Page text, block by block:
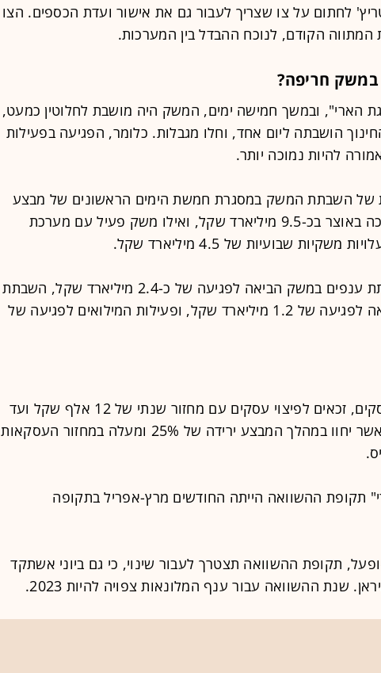
לחתום על צו שצריך לעבור גם את אישור ועדת הכספים. הצו
המתווה הקודם, לנוכח ההבדל בין המערכות.
חריפה?
הארי", ובמשך חמישה ימים, המשק היה מושבת לחלוטין כמעט,
הושבתה ליום אחד, וחלו מגבלות. כלומר, הפגיעה בפעילות
להיות נמוכה יותר.
של השבתת המשק במסגרת חמשת הימים הראשונים של מבצע
"שאגת הארי" הוערכה באוצר בכ-9.5 מיליארד שקל, ואילו משק פעיל עם מערכת
שבועיות של 4.5 מיליארד שקל.
במסגרת זאת, השבתת ענפים במשק הביאה לפגיעה של כ-2.4 מיליארד שקל, השבתת
מערכת החינוך הביאה לפגיעה של 1.2 מיליארד שקל, ופעילות המילואים לפגיעה של
במסגרת מתווה העסקים, זכאים לפיצוי עסקים עם מחזור שנתי של 12 אלף שקל ועד
ל-400 מיליון שקל, אשר יחוו במהלך המבצע ירידה של 25% ומעלה במחזור העסקאות
תקופת ההשוואה הייתה החודשים מרץ-אפריל בתקופה
תקופת ההשוואה תצטרך לעבור שינוי, כי גם ביוני אשתקד
שנת ההשוואה עבור ענף המלונאות צפויה להיות 2023.